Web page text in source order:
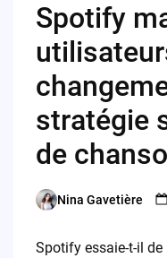
Spotify
stratégie
de
Posted
Nina Gavetière
Spotify essaie-t-il